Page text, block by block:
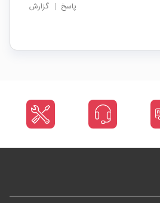
پاسخ | گزارش